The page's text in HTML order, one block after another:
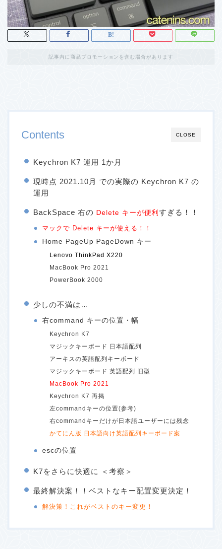
記事内に商品プロモーションを含む場合があります
CLOSE
Contents
Keychron K7 運用 1か月
現時点 2021.10月 での実際の Keychron K7 の
運用
BackSpace 右の Delete キーが便利 すぎる！！
マックで Delete キーが使える！！
Home PageUp PageDown キー
Lenovo ThinkPad X220
MacBook Pro 2021
PowerBook 2000
少しの不満は…
右command キーの位置・幅
Keychron K7
マジックキーボード 日本語配列
アーキスの英語配列キーボード
マジックキーボード 英語配列 旧型
MacBook Pro 2021
Keychron K7 再掲
左commandキーの位置(参考)
右commandキーだけが日本語ユーザーには残念
かてにん版 日本語向け英語配列キーボード案
escの位置
K7をさらに快適に ＜考察＞
最終解決案！！ベストなキー配置変更決定！
解決策！これがベストのキー変更！